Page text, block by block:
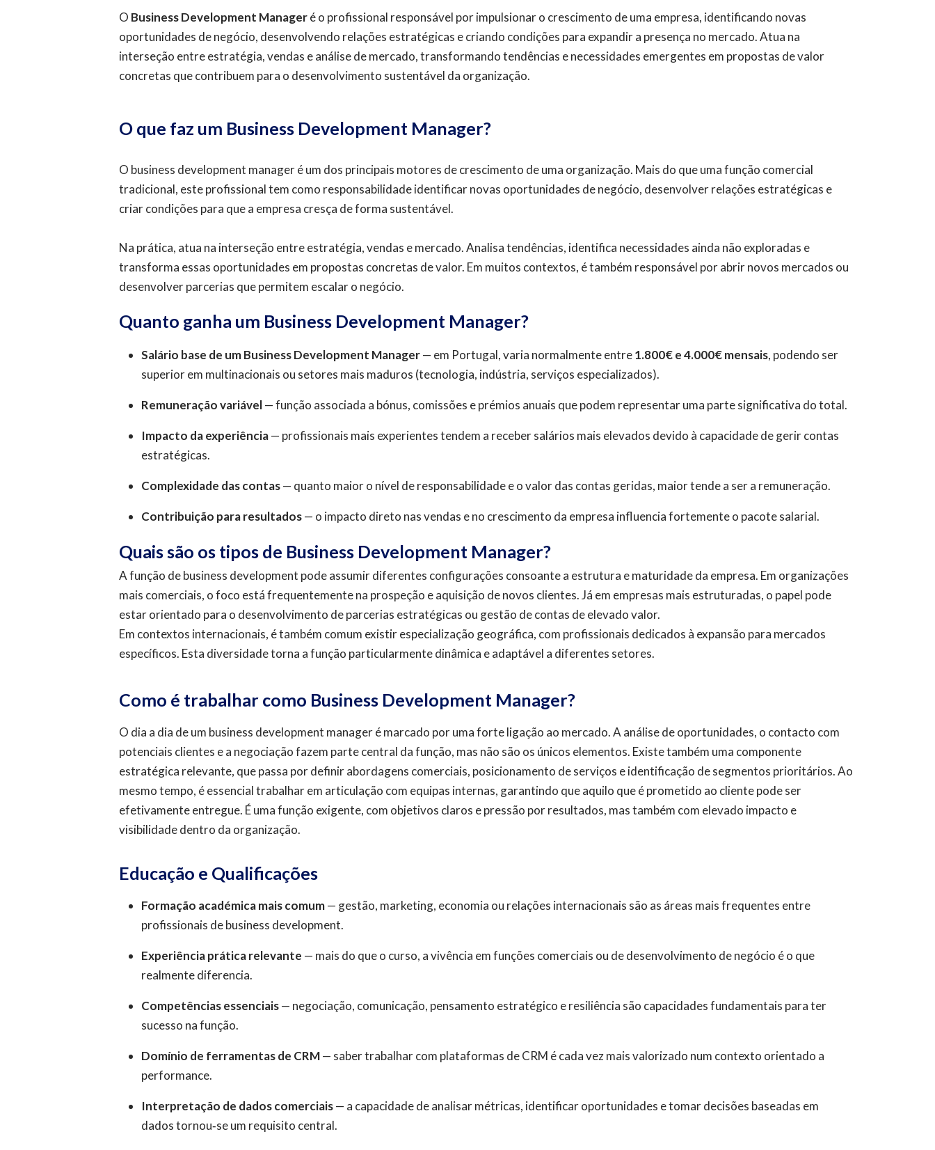
O Business Development Manageré o profissional responsável por impulsionar o crescimento de uma empresa, identificando novas
oportunidades de negócio, desenvolvendo relações estratégicas e criando condições para expandir a presença no mercado. Atua na
interseção entre estratégia, vendas e análise de mercado, transformando tendências e necessidades emergentes em propostas de valor
concretas que contribuem para o desenvolvimento sustentável da organização.
O que faz um Business Development Manager?
O business development manager é um dos principais motores de crescimento de uma organização. Mais do que uma função comercial
tradicional, este profissional tem como responsabilidade identificar novas oportunidades de negócio, desenvolver relações estratégicas e
criar condições para que a empresa cresça de forma sustentável.
Na prática, atua na interseção entre estratégia, vendas e mercado. Analisa tendências, identifica necessidades ainda não exploradas e
transforma essas oportunidades em propostas concretas de valor. Em muitos contextos, é também responsável por abrir novos mercados ou
desenvolver parcerias que permitem escalar o negócio.
Quanto ganha um Business Development Manager?
Salário base de um Business Development Manager— em Portugal, varia normalmente entre1.800€ e 4.000€ mensais, podendo ser
superior em multinacionais ou setores mais maduros (tecnologia, indústria, serviços especializados).
Remuneração variável— função associada a bónus, comissões e prémios anuais que podem representar uma parte significativa do total.
Impacto da experiência— profissionais mais experientes tendem a receber salários mais elevados devido à capacidade de gerir contas
estratégicas.
Complexidade das contas— quanto maior o nível de responsabilidade e o valor das contas geridas, maior tende a ser a remuneração.
Contribuição para resultados— o impacto direto nas vendas e no crescimento da empresa influencia fortemente o pacote salarial.
Quais são os tipos de Business Development Manager?
A função de business development pode assumir diferentes configurações consoante a estrutura e maturidade da empresa. Em organizações
mais comerciais, o foco está frequentemente na prospeção e aquisição de novos clientes. Já em empresas mais estruturadas, o papel pode
estar orientado para o desenvolvimento de parcerias estratégicas ou gestão de contas de elevado valor.
Em contextos internacionais, é também comum existir especialização geográfica, com profissionais dedicados à expansão para mercados
específicos. Esta diversidade torna a função particularmente dinâmica e adaptável a diferentes setores.
Como é trabalhar como Business Development Manager?
O dia a dia de um business development manager é marcado por uma forte ligação ao mercado. A análise de oportunidades, o contacto com
potenciais clientes e a negociação fazem parte central da função, mas não são os únicos elementos. Existe também uma componente
estratégica relevante, que passa por definir abordagens comerciais, posicionamento de serviços e identificação de segmentos prioritários. Ao
mesmo tempo, é essencial trabalhar em articulação com equipas internas, garantindo que aquilo que é prometido ao cliente pode ser
efetivamente entregue. É uma função exigente, com objetivos claros e pressão por resultados, mas também com elevado impacto e
visibilidade dentro da organização.
Educação e Qualificações
Formação académica mais comum— gestão, marketing, economia ou relações internacionais são as áreas mais frequentes entre
profissionais de business development.
Experiência prática relevante — mais do que o curso, a vivência em funções comerciais ou de desenvolvimento de negócio é o que
realmente diferencia.
Competências essenciais— negociação, comunicação, pensamento estratégico e resiliência são capacidades fundamentais para ter
sucesso na função.
Domínio de ferramentas de CRM— saber trabalhar com plataformas de CRM é cada vez mais valorizado num contexto orientado a
performance.
Interpretação de dados comerciais— a capacidade de analisar métricas, identificar oportunidades e tomar decisões baseadas em
dados tornou‑se um requisito central.